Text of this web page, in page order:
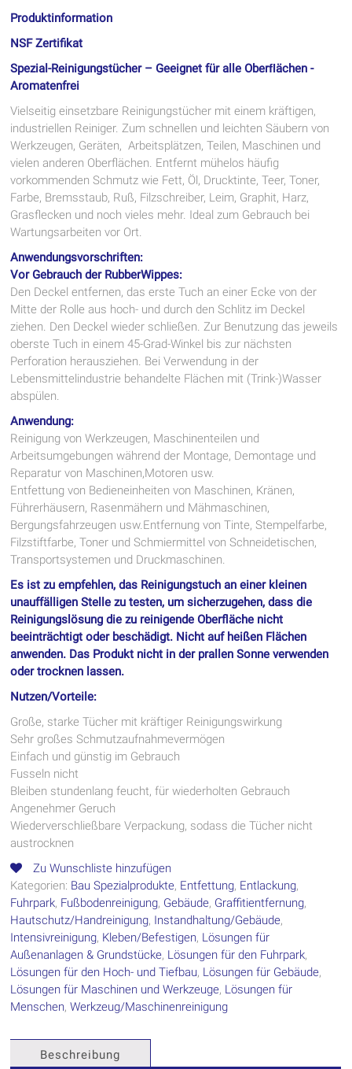
Produktinformation
NSF Zertifikat
Spezial-Reinigungstücher – Geeignet für alle Oberﬂächen -
Aromatenfrei
Vielseitig einsetzbare Reinigungstücher mit einem kräftigen,
industriellen Reiniger. Zum schnellen und leichten Säubern von
Werkzeugen, Geräten, Arbeitsplätzen, Teilen, Maschinen und
vielen anderen Oberflächen. Entfernt mühelos häufig
vorkommenden Schmutz wie Fett, Öl, Drucktinte, Teer, Toner,
Farbe, Bremsstaub, Ruß, Filzschreiber, Leim, Graphit, Harz,
Grasflecken und noch vieles mehr. Ideal zum Gebrauch bei
Wartungsarbeiten vor Ort.
Anwendungsvorschriften:
Vor Gebrauch der RubberWippes:
Den Deckel entfernen, das erste Tuch an einer Ecke von der
Mitte der Rolle aus hoch- und durch den Schlitz im Deckel
ziehen. Den Deckel wieder schließen. Zur Benutzung das jeweils
oberste Tuch in einem 45-Grad-Winkel bis zur nächsten
Perforation herausziehen. Bei Verwendung in der
Lebensmittelindustrie behandelte Flächen mit (Trink-)Wasser
abspülen.
Anwendung:
Reinigung von Werkzeugen, Maschinenteilen und
Arbeitsumgebungen während der Montage, Demontage und
Reparatur von Maschinen,Motoren usw.
Entfettung von Bedieneinheiten von Maschinen, Kränen,
Führerhäusern, Rasenmähern und Mähmaschinen,
Bergungsfahrzeugen usw.Entfernung von Tinte, Stempelfarbe,
Filzstiftfarbe, Toner und Schmiermittel von Schneidetischen,
Transportsystemen und Druckmaschinen.
Es ist zu empfehlen, das Reinigungstuch an einer kleinen
unauffälligen Stelle zu testen, um sicherzugehen, dass die
Reinigungslösung die zu reinigende Oberfläche nicht
beeinträchtigt oder beschädigt. Nicht auf heißen Flächen
anwenden. Das Produkt nicht in der prallen Sonne verwenden
oder trocknen lassen.
Nutzen/Vorteile:
Große, starke Tücher mit kräftiger Reinigungswirkung
Sehr großes Schmutzaufnahmevermögen
Einfach und günstig im Gebrauch
Fusseln nicht
Bleiben stundenlang feucht, für wiederholten Gebrauch
Angenehmer Geruch
Wiederverschließbare Verpackung, sodass die Tücher nicht
austrocknen
Zu Wunschliste hinzufügen
Kategorien: Bau Spezialprodukte, Entfettung, Entlackung,
Fuhrpark, Fußbodenreinigung, Gebäude, Graffitientfernung,
Hautschutz/Handreinigung, Instandhaltung/Gebäude,
Intensivreinigung, Kleben/Befestigen, Lösungen für
Außenanlagen & Grundstücke, Lösungen für den Fuhrpark,
Lösungen für den Hoch- und Tiefbau, Lösungen für Gebäude,
Lösungen für Maschinen und Werkzeuge, Lösungen für
Menschen,Werkzeug/Maschinenreinigung
Beschreibung